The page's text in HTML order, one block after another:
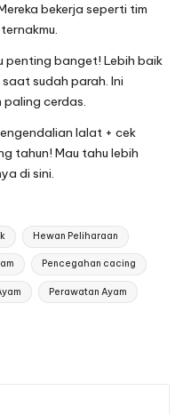
bekerja seperti tim
penting banget! Lebih baik
sudah parah. Ini
cerdas.
lalat + cek
tahun! Mau tahu lebih
di sini.
Hewan Peliharaan
Pencegahan cacing
Perawatan Ayam